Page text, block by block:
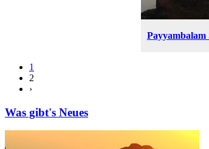
Payyambalam
1
2
›
Was gibt's Neues